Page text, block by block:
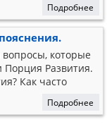
записи?
системой
сканирование
Подробнее
которые
Порция Развития.
Как часто
Это
развивающей
Подробнее